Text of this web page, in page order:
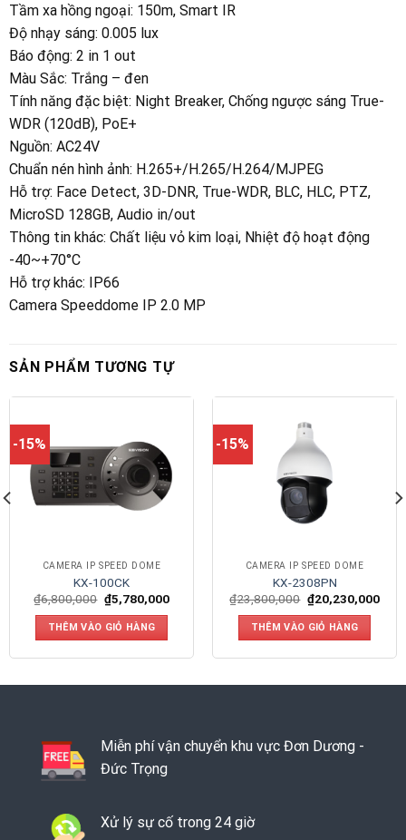
Tầm xa hồng ngoại: 150m, Smart IR
Độ nhạy sáng: 0.005 lux
Báo động: 2 in 1 out
Màu Sắc: Trắng – đen
Tính năng đặc biệt: Night Breaker, Chống ngược sáng True-
WDR (120dB), PoE+
Nguồn: AC24V
Chuẩn nén hình ảnh: H.265+/H.265/H.264/MJPEG
Hỗ trợ: Face Detect, 3D-DNR, True-WDR, BLC, HLC, PTZ,
MicroSD 128GB, Audio in/out
Thông tin khác: Chất liệu vỏ kim loại, Nhiệt độ hoạt động
-40~+70°C
Hỗ trợ khác: IP66
Camera Speeddome IP 2.0 MP
SẢN PHẨM TƯƠNG TỰ
-15%
CAMERA IP SPEED DOME
KX-100CK
₫6,800,000 ₫5,780,000
THÊM VÀO GIỎ HÀNG
-15%
CAMERA IP SPEED DOME
KX-2308PN
₫23,800,000 ₫20,230,000
THÊM VÀO GIỎ HÀNG
Miễn phí vận chuyển khu vực Đơn Dương -
Đức Trọng
Xử lý sự cố trong 24 giờ